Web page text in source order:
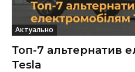
Актуально
Топ-7 альтернатив
Tesla